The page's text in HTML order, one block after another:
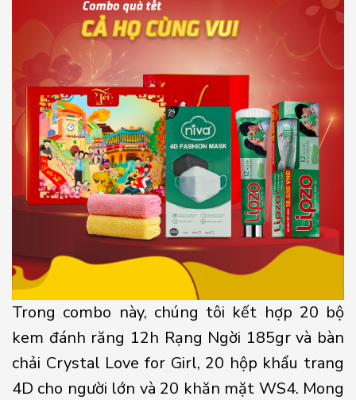
Trong combo này, chúng tôi kết hợp 20 bộ
kem đánh răng 12h Rạng Ngời 185gr và bàn
chải Crystal Love for Girl, 20 hộp khẩu trang
4D cho người lớn và 20 khăn mặt WS4. Mong